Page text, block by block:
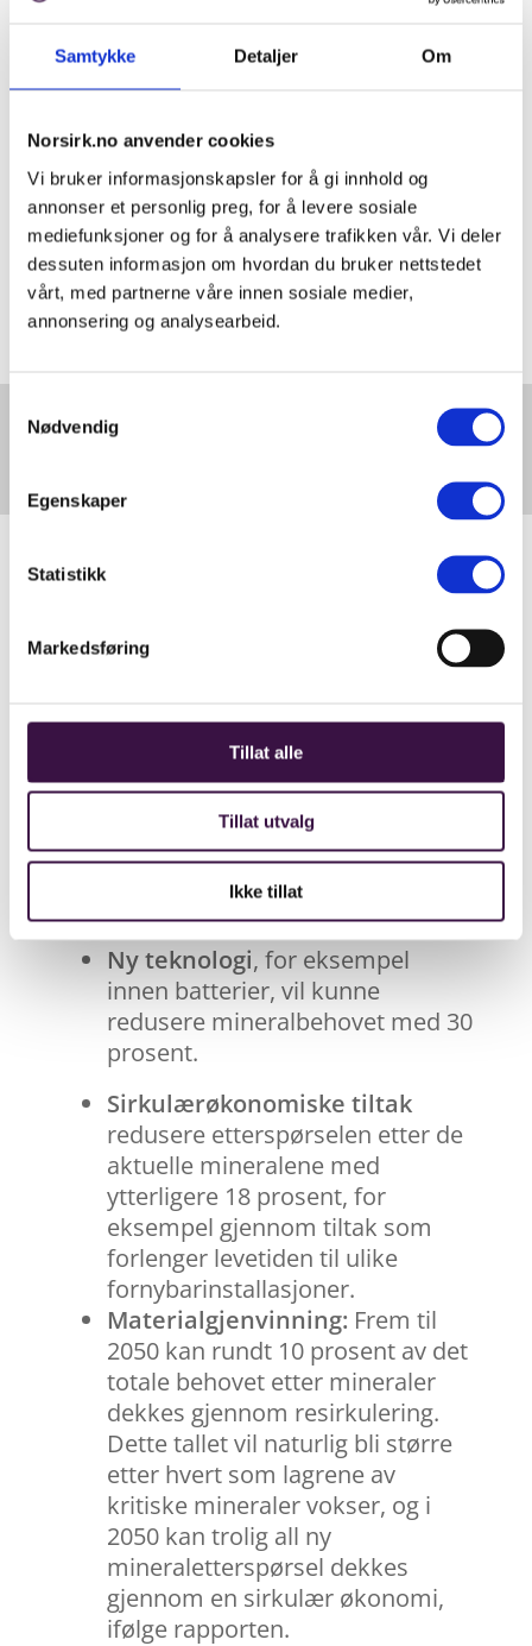
Samtykke Detaljer Om
Norsirk.no anvender cookies
Vi bruker informasjonskapsler for å gi innhold og
annonser et personlig preg, for å levere sosiale
mediefunksjoner og for å analysere trafikken vår. Vi deler
dessuten informasjon om hvordan du bruker nettstedet
vårt, med partnerne våre innen sosiale medier,
annonsering og analysearbeid.
Nødvendig
Egenskaper
Statistikk
Markedsføring
Tillat alle
Tillat utvalg
Ikke tillat
finnes i norske havområder, men:
Rapporten viser at mineraler fra
havbunnen uansett vil komme for
som trenger mineraler for å kunne
skalere opp fornybare løsninger
innen 2040. I dag er det ingen land
som utvinner havbunnsmineraler, og
den nødvendige teknologien er ennå i
startgropa. Ifølge Olje- og
energidepartementets
2035 – hvis det i det hele tatt er
mulig.
Les om Georg Riekeles som
sirkulære løsninger minsker
Det er en rekke utviklingstrekk som
bidrar til reduksjonen i behovet for
jomfruelige råvarer:
Ny teknologi, for eksempel
innen batterier, vil kunne
redusere mineralbehovet med 30
prosent.
Sirkulærøkonomiske tiltak
redusere etterspørselen etter de
aktuelle mineralene med
ytterligere 18 prosent, for
eksempel gjennom tiltak som
forlenger levetiden til ulike
fornybarinstallasjoner.
Materialgjenvinning: Frem til
2050 kan rundt 10 prosent av det
totale behovet etter mineraler
dekkes gjennom resirkulering.
Dette tallet vil naturlig bli større
etter hvert som lagrene av
kritiske mineraler vokser, og i
2050 kan trolig all ny
mineraletterspørsel dekkes
gjennom en sirkulær økonomi,
ifølge rapporten.
Er du vår nye